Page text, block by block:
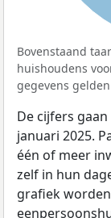
Bovenstaand
huishoudens
gegevens
De cijfers
januari 2025.
één of meer
zelf in hun
grafiek